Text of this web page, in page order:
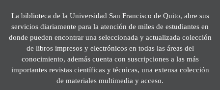
La biblioteca de la Universidad San Francisco de Quito, abre sus
servicios diariamente para la atención de miles de estudiantes en
donde pueden encontrar una seleccionada y actualizada colección
de libros impresos y electrónicos en todas las áreas del
conocimiento, además cuenta con suscripciones a las más
importantes revistas científicas y técnicas, una extensa colección
de materiales multimedia y acceso.